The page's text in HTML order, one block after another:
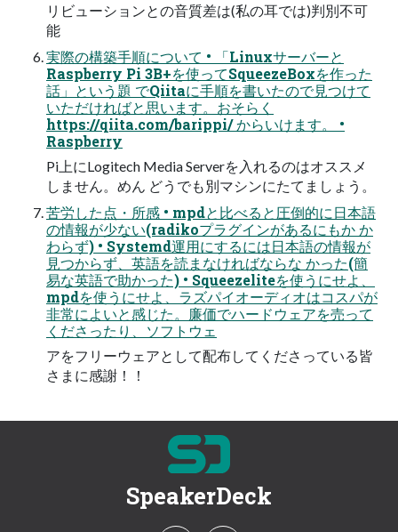
リビューションとの音質差は(私の耳では)判別不可
能
実際の構築手順について • 「Linuxサーバーと
Raspberry Pi 3B+を使ってSqueezeBoxを作った
話」という題 でQiitaに手順を書いたので見つけて
いただければと思います。おそらく
https://qiita.com/barippi/ からいけます。 •
Raspberry
Pi上にLogitech Media Serverを入れるのはオススメ
しません。めん どうでも別マシンにたてましょう。
苦労した点・所感 • mpdと比べると圧倒的に日本語
の情報が少ない(radikoプラグインがあるにもか か
わらず) • Systemd運用にするには日本語の情報が
見つからず、英語を読まなければならな かった(簡
易な英語で助かった) • Squeezeliteを使うにせよ、
mpdを使うにせよ、ラズパイオーディオはコスパが
非常によいと感じた。廉価でハードウェアを売って
くださったり、ソフトウェ
アをフリーウェアとして配布してくださっている皆
さまに感謝！！
SpeakerDeck